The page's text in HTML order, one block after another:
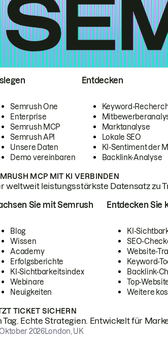
Semrush One
Enterprise
Semrush MCP
Semrush API
Unsere Daten
Demo vereinbaren
Entdecken
Keyword-
Marktanalyse
Lokale SEO
KI-Sentiment der
Backlink-Analyse
MCP MIT KI VERBINDEN
weltweit leistungsstärkste Datensatz zu
Sie mit Semrush
Blog
Wissen
Academy
Erfolgsberichte
KI-Sichtbarkeitsindex
Webinare
Neuigkeiten
Entdecken Sie
KI-
SEO-
Website-
Keyword-
Backlink-
Top-
Weitere
TICKET SICHERN
Tag. Echte Strategien. Entwickelt für
Oktober 2026London, UK